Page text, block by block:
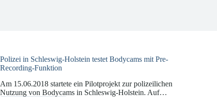
Polizei in Schleswig-Holstein testet Bodycams mit Pre-
Recording-Funktion
Am 15.06.2018 startete ein Pilotprojekt zur polizeilichen
Nutzung von Bodycams in Schleswig-Holstein. Auf…